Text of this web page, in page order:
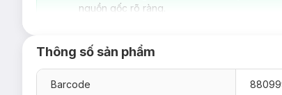
nguồn gốc rõ ràng.
Thông số sản phẩm
Barcode